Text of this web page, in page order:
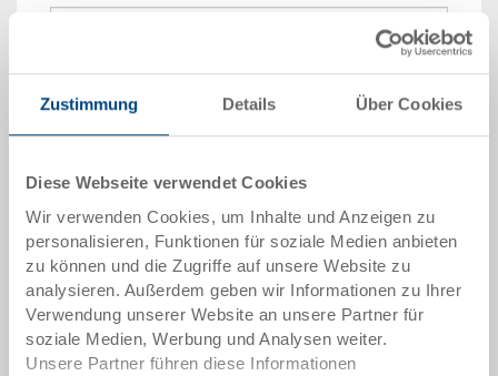
Zustimmung Details Über Cookies
Diese Webseite verwendet Cookies
Wir verwenden Cookies, um Inhalte und Anzeigen zu
personalisieren, Funktionen für soziale Medien anbieten
zu können und die Zugriffe auf unsere Website zu
analysieren. Außerdem geben wir Informationen zu Ihrer
Verwendung unserer Website an unsere Partner für
soziale Medien, Werbung und Analysen weiter.
Unsere Partner führen diese Informationen
ab 10 Stück CHF 30.50
ab 50 Stück CHF 27.80
ab 250 Stück CHF 22.05
Mengenstaffeln entsprechen Verpackungseinheiten.